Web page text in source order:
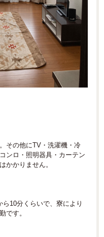
その他にTV・洗濯機・冷
ンロ・照明器具・カーテン
かかりません。
10分くらいで、寮により
です。